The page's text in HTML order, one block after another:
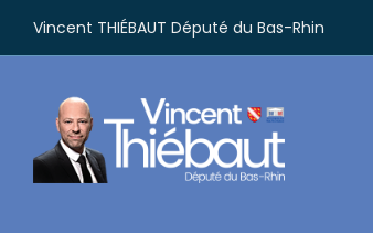
contenu
Vincent THIÉBAUT Député du Bas-Rhin